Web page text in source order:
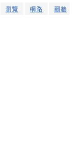
瀏覽 網路 翻牆